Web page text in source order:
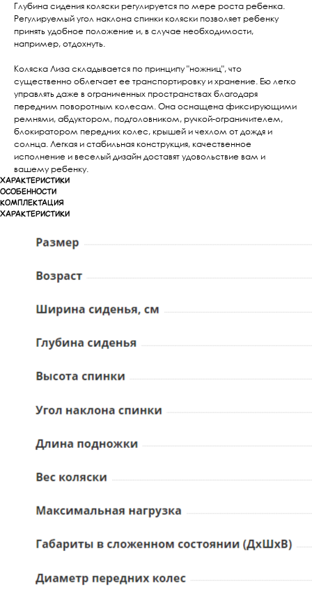
Глубина сидения коляски регулируется по мере роста ребенка.
Регулируемый угол наклона спинки коляски позволяет ребенку
принять удобное положение и, в случае необходимости,
например, отдохнуть.
Коляска Лиза складывается по принципу "ножниц", что
существенно облегчает ее транспортировку и хранение. Ею легко
управлять даже в ограниченных пространствах благодаря
передним поворотным колесам. Она оснащена фиксирующими
ремнями, абдуктором, подголовником, ручкой-ограничителем,
блокиратором передних колес, крышей и чехлом от дождя и
солнца. Легкая и стабильная конструкция, качественное
исполнение и веселый дизайн доставят удовольствие вам и
вашему ребенку.
ХАРАКТЕРИСТИКИ
ОСОБЕННОСТИ
КОМПЛЕКТАЦИЯ
ХАРАКТЕРИСТИКИ